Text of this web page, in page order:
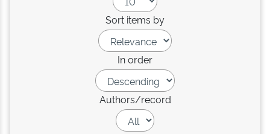
Sort items by
In order
Authors/record